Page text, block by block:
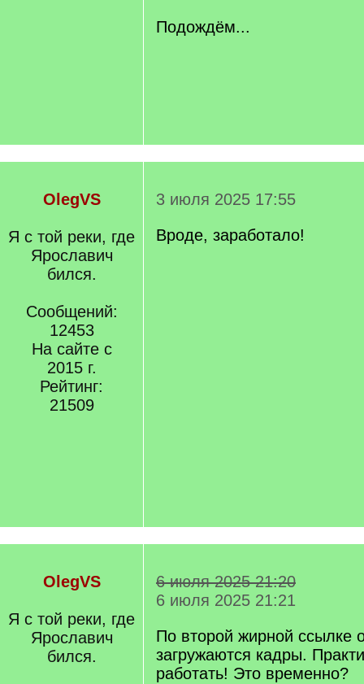
Подождём...
OlegVS
Я с той реки, где
Ярославич
бился.
Сообщений:
12453
На сайте с
2015 г.
Рейтинг:
21509
3 июля 2025 17:55
Вроде, заработало!
OlegVS
Я с той реки, где
Ярославич
бился.
6 июля 2025 21:20
6 июля 2025 21:21
По второй жирной ссылке
загружаются кадры.
работать! Это временно?